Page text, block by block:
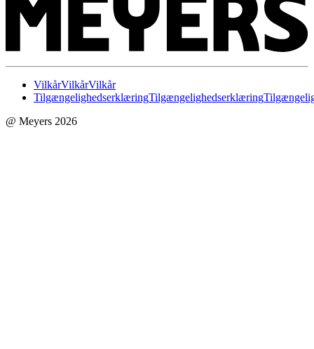
VilkårVilkårVilkår
TilgængelighedserklæringTilgængelighedserklæring
@ Meyers 2026